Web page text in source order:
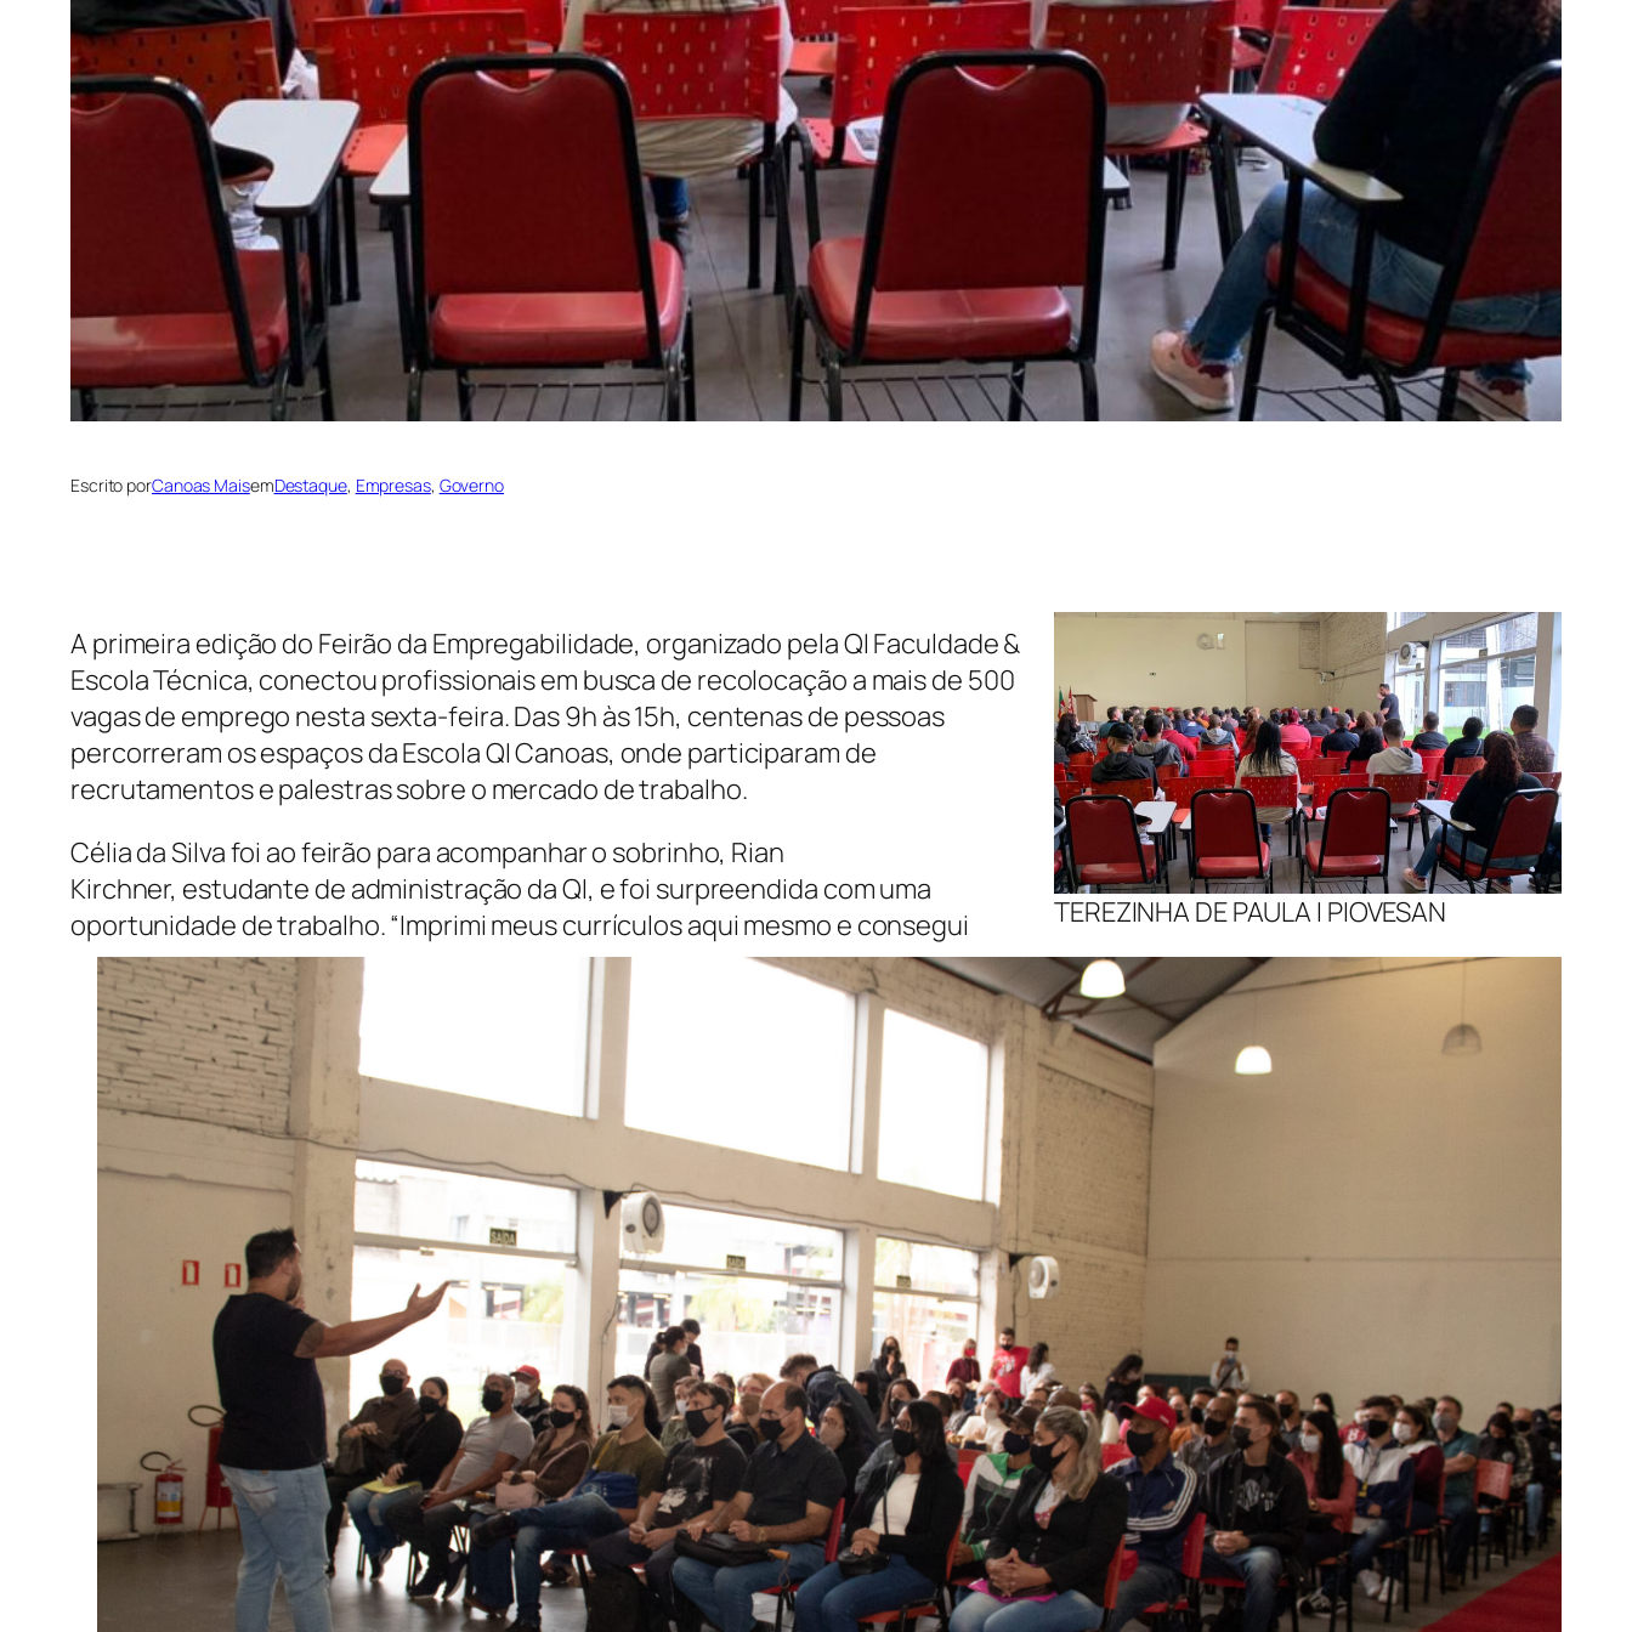
Escrito porCanoas MaisemDestaque, Empresas, Governo
TEREZINHA DE PAULA I PIOVESAN
A primeira edição do Feirão da Empregabilidade, organizado pela QI Faculdade &
Escola Técnica, conectou profissionais em busca de recolocação a mais de 500
vagas de emprego nesta sexta-feira. Das 9h às 15h, centenas de pessoas
percorreram os espaços da Escola QI Canoas, onde participaram de
recrutamentos e palestras sobre o mercado de trabalho.
Célia da Silva foi ao feirão para acompanhar o sobrinho, Rian
Kirchner, estudante de administração da QI, e foi surpreendida com uma
oportunidade de trabalho. “Imprimi meus currículos aqui mesmo e consegui